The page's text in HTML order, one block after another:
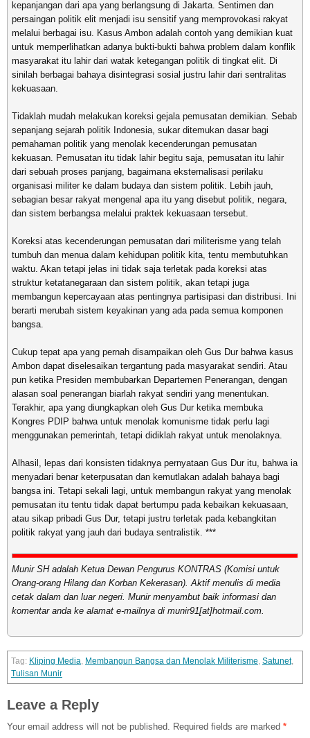
kepanjangan dari apa yang berlangsung di Jakarta. Sentimen dan
persaingan politik elit menjadi isu sensitif yang memprovokasi rakyat
melalui berbagai isu. Kasus Ambon adalah contoh yang demikian kuat
untuk memperlihatkan adanya bukti-bukti bahwa problem dalam konflik
masyarakat itu lahir dari watak ketegangan politik di tingkat elit. Di
sinilah berbagai bahaya disintegrasi sosial justru lahir dari sentralitas
kekuasaan.
Tidaklah mudah melakukan koreksi gejala pemusatan demikian. Sebab
sepanjang sejarah politik Indonesia, sukar ditemukan dasar bagi
pemahaman politik yang menolak kecenderungan pemusatan
kekuasan. Pemusatan itu tidak lahir begitu saja, pemusatan itu lahir
dari sebuah proses panjang, bagaimana eksternalisasi perilaku
organisasi militer ke dalam budaya dan sistem politik. Lebih jauh,
sebagian besar rakyat mengenal apa itu yang disebut politik, negara,
dan sistem berbangsa melalui praktek kekuasaan tersebut.
Koreksi atas kecenderungan pemusatan dari militerisme yang telah
tumbuh dan menua dalam kehidupan politik kita, tentu membutuhkan
waktu. Akan tetapi jelas ini tidak saja terletak pada koreksi atas
struktur ketatanegaraan dan sistem politik, akan tetapi juga
membangun kepercayaan atas pentingnya partisipasi dan distribusi. Ini
berarti merubah sistem keyakinan yang ada pada semua komponen
bangsa.
Cukup tepat apa yang pernah disampaikan oleh Gus Dur bahwa kasus
Ambon dapat diselesaikan tergantung pada masyarakat sendiri. Atau
pun ketika Presiden membubarkan Departemen Penerangan, dengan
alasan soal penerangan biarlah rakyat sendiri yang menentukan.
Terakhir, apa yang diungkapkan oleh Gus Dur ketika membuka
Kongres PDIP bahwa untuk menolak komunisme tidak perlu lagi
menggunakan pemerintah, tetapi didiklah rakyat untuk menolaknya.
Alhasil, lepas dari konsisten tidaknya pernyataan Gus Dur itu, bahwa ia
menyadari benar keterpusatan dan kemutlakan adalah bahaya bagi
bangsa ini. Tetapi sekali lagi, untuk membangun rakyat yang menolak
pemusatan itu tentu tidak dapat bertumpu pada kebaikan kekuasaan,
atau sikap pribadi Gus Dur, tetapi justru terletak pada kebangkitan
politik rakyat yang jauh dari budaya sentralistik. ***
Munir SH adalah Ketua Dewan Pengurus KONTRAS (Komisi untuk
Orang-orang Hilang dan Korban Kekerasan). Aktif menulis di media
cetak dalam dan luar negeri. Munir menyambut baik informasi dan
komentar anda ke alamat e-mailnya di munir91[at]hotmail.com.
Kliping Media, Membangun Bangsa dan Menolak Militerisme, Satunet,
Tulisan Munir
Leave a Reply
Your email address will not be published. Required fields are marked *